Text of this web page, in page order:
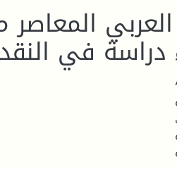
المعاصر
دراسة في